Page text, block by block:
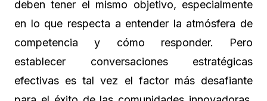
deben tener el mismo objetivo, especialmente
en lo que respecta a entender la atmósfera de
competencia y cómo responder. Pero
establecer conversaciones estratégicas
efectivas es tal vez el factor más desafiante